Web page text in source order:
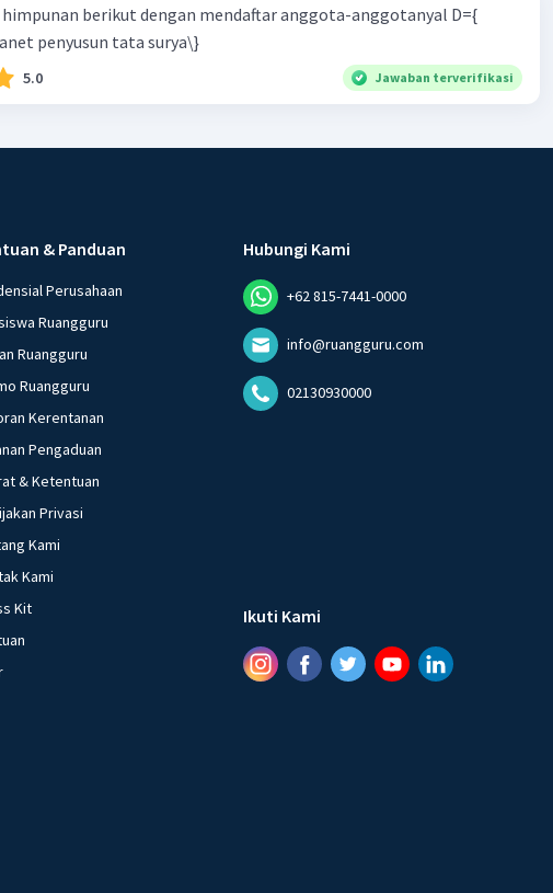
berikut dengan mendaftar anggota-anggotanyal D={
penyusun tata surya\}
5.0 Jawaban terverifikasi
& Panduan
Perusahaan
Ruangguru
Ruangguru
Ruangguru
Kerentanan
Pengaduan
& Ketentuan
Privasi
Kami
Kami
Kit
Hubungi Kami
+62 815-7441-0000
info@ruangguru.com
02130930000
Ikuti Kami